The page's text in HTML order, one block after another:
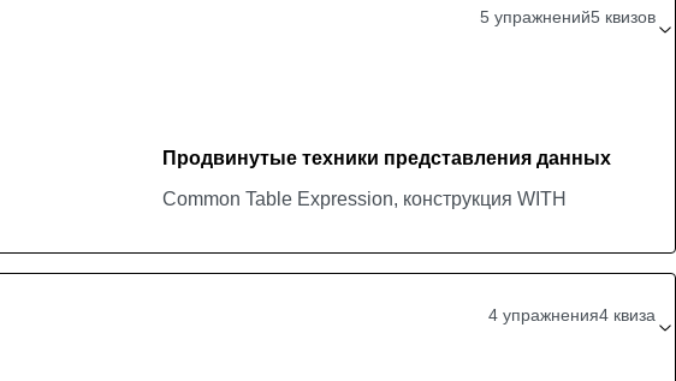
5 упражнений5 квизов
Продвинутые техники представления данных
Common Table Expression, конструкция WITH
4 упражнения4 квиза